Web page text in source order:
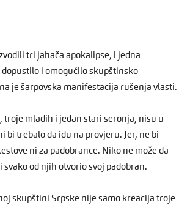
tri jahača apokalipse, i jedna
dopustilo i omogućilo skupštinsko
je šarpovska manifestacija rušenja vlasti.
troje mladih i jedan stari seronja, nisu u
bi trebalo da idu na provjeru. Jer, ne bi
ni za padobrance. Niko ne može da
svako od njih otvorio svoj padobran.
skupštini Srpske nije samo kreacija troje